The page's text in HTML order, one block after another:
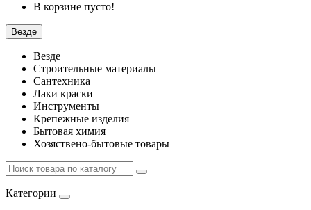
В корзине пусто!
Везде
Везде
Строительные материалы
Сантехника
Лаки краски
Инструменты
Крепежные изделия
Бытовая химия
Хозяствено-бытовые товары
Категории